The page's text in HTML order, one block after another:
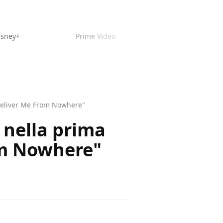
Prime Video
Me From Nowhere"
nella prima
Nowhere"